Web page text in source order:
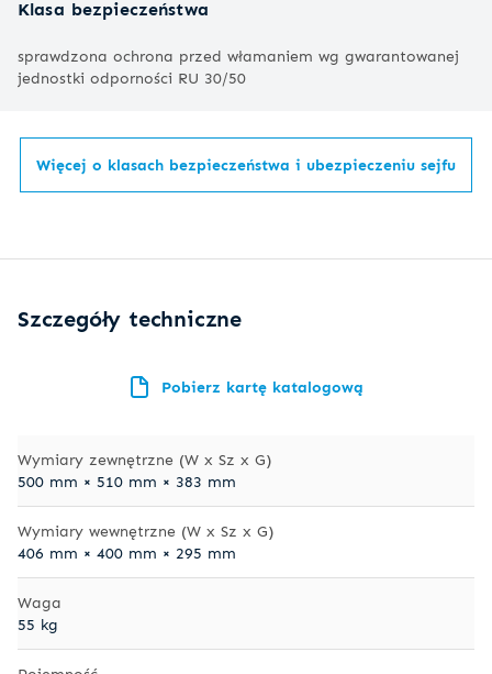
Klasa bezpieczeństwa
sprawdzona ochrona przed włamaniem wg gwarantowanej
jednostki odporności RU 30/50
Więcej o klasach bezpieczeństwa i ubezpieczeniu sejfu
Szczegóły techniczne
Pobierz kartę katalogową
Wymiary zewnętrzne (W x Sz x G)
500 mm × 510 mm × 383 mm
Wymiary wewnętrzne (W x Sz x G)
406 mm × 400 mm × 295 mm
Waga
55 kg